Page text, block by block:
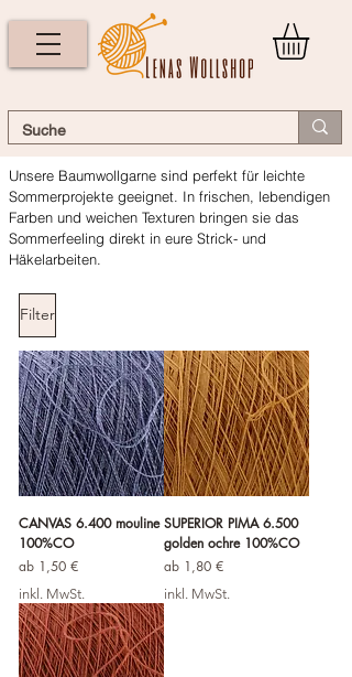
Unsere Baumwollgarne sind perfekt für leichte
Sommerprojekte geeignet. In frischen, lebendigen
Farben und weichen Texturen bringen sie das
Sommerfeeling direkt in eure Strick- und
Häkelarbeiten.
Filter
CANVAS 6.400 mouline
100%CO
ab 1,50 €
Sale-Preis
inkl. MwSt.
SUPERIOR PIMA 6.500
golden ochre 100%CO
ab 1,80 €
Sale-Preis
inkl. MwSt.